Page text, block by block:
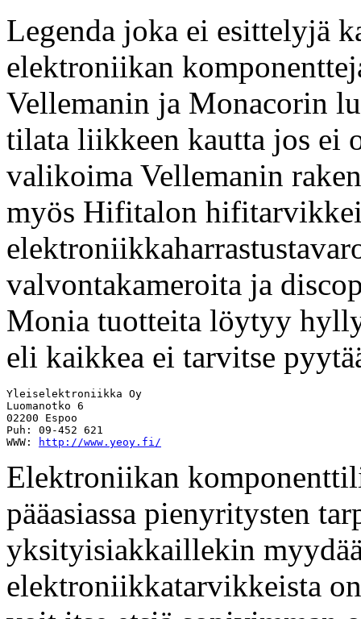
Legenda joka ei esittelyjä
elektroniikan
Vellemanin ja Monacorin
tilata liikkeen kautta jos ei
valikoima Vellemanin
myös Hifitalon
valvontakameroita ja
Monia tuotteita löytyy
eli kaikkea ei tarvitse
Yleiselektroniikka Oy
Luomanotko 6
02200 Espoo
Puh: 09-452 621
WWW:
http://www.yeoy.fi/
Elektroniikan
pääasiassa pienyritysten
yksityisiakkaillekin
elektroniikkatarvikkeista